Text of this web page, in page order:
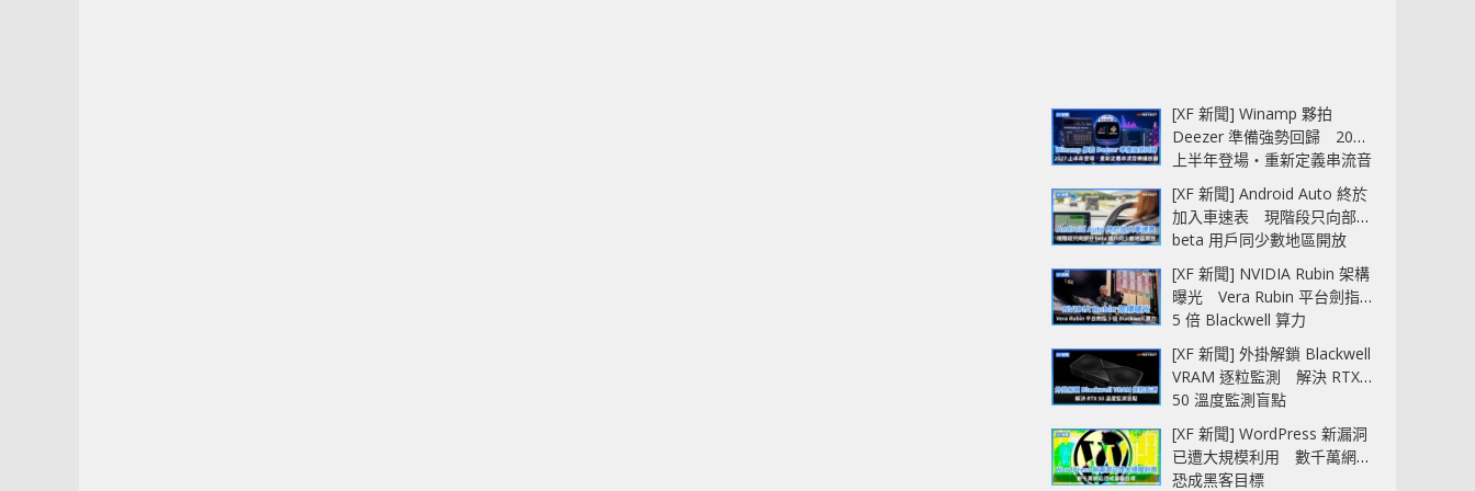
[XF 新聞] Winamp 夥拍
Deezer 準備強勢回歸 2027
上半年登場‧重新定義串流音
樂播放器
[XF 新聞] Android Auto 終於
加入車速表 現階段只向部分
beta 用戶同少數地區開放
[XF 新聞] NVIDIA Rubin 架構
曝光 Vera Rubin 平台劍指
5 倍 Blackwell 算力
[XF 新聞] 外掛解鎖 Blackwell
VRAM 逐粒監測 解決 RTX
50 溫度監測盲點
[XF 新聞] WordPress 新漏洞
已遭大規模利用 數千萬網站
恐成黑客目標